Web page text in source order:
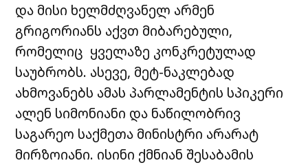
და მისი ხელმძღვანელ არმენ
გრიგორიანს აქვთ მიბარებული,
რომელიც ყველაზე კონკრეტულად
საუბრობს. ასევე, მეტ-ნაკლებად
ახმოვანებს ამას პარლამენტის სპიკერი
ალენ სიმონიანი და ნაწილობრივ
საგარეო საქმეთა მინისტრი არარატ
მირზოიანი. ისინი ქმნიან შესაბამის